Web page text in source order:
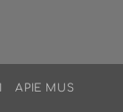
APIE MUS